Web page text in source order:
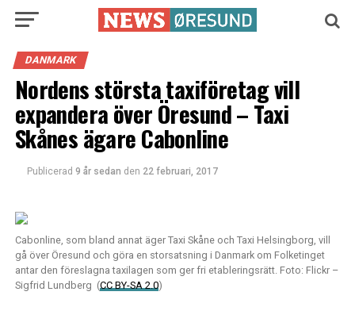
DANMARK
Nordens största taxiföretag vill
expandera över Öresund – Taxi
Skånes ägare Cabonline
Publicerad 9 år sedan den 22 februari, 2017
Cabonline, som bland annat äger Taxi Skåne och Taxi Helsingborg, vill
gå över Öresund och göra en storsatsning i Danmark om Folketinget
antar den föreslagna taxilagen som ger fri etableringsrätt. Foto: Flickr –
Sigfrid Lundberg (CC BY-SA 2.0)